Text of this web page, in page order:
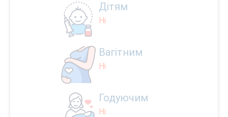
Дітям
Ні
Вагітним
Ні
Годуючим
Ні